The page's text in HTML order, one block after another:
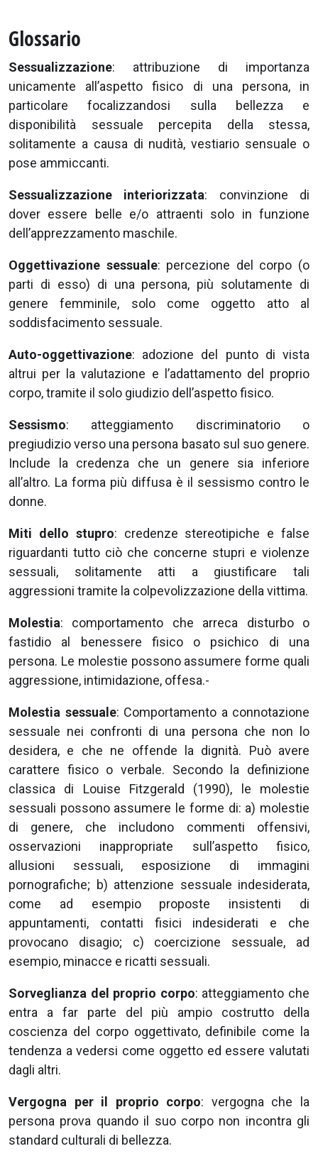
Glossario
Sessualizzazione: attribuzione di importanza
unicamente all’aspetto fisico di una persona, in
particolare focalizzandosi sulla bellezza e
disponibilità sessuale percepita della stessa,
solitamente a causa di nudità, vestiario sensuale o
pose ammiccanti.
Sessualizzazione interiorizzata: convinzione di
dover essere belle e/o attraenti solo in funzione
dell’apprezzamento maschile.
Oggettivazione sessuale: percezione del corpo (o
parti di esso) di una persona, più solutamente di
genere femminile, solo come oggetto atto al
soddisfacimento sessuale.
Auto-oggettivazione: adozione del punto di vista
altrui per la valutazione e l’adattamento del proprio
corpo, tramite il solo giudizio dell’aspetto fisico.
Sessismo: atteggiamento discriminatorio o
pregiudizio verso una persona basato sul suo genere.
Include la credenza che un genere sia inferiore
all’altro. La forma più diffusa è il sessismo contro le
donne.
Miti dello stupro: credenze stereotipiche e false
riguardanti tutto ciò che concerne stupri e violenze
sessuali, solitamente atti a giustificare tali
aggressioni tramite la colpevolizzazione della vittima.
Molestia: comportamento che arreca disturbo o
fastidio al benessere fisico o psichico di una
persona. Le molestie possono assumere forme quali
aggressione, intimidazione, offesa.-
Molestia sessuale: Comportamento a connotazione
sessuale nei confronti di una persona che non lo
desidera, e che ne offende la dignità. Può avere
carattere fisico o verbale. Secondo la definizione
classica di Louise Fitzgerald (1990), le molestie
sessuali possono assumere le forme di: a) molestie
di genere, che includono commenti offensivi,
osservazioni inappropriate sull’aspetto fisico,
allusioni sessuali, esposizione di immagini
pornografiche; b) attenzione sessuale indesiderata,
come ad esempio proposte insistenti di
appuntamenti, contatti fisici indesiderati e che
provocano disagio; c) coercizione sessuale, ad
esempio, minacce e ricatti sessuali.
Sorveglianza del proprio corpo: atteggiamento che
entra a far parte del più ampio costrutto della
coscienza del corpo oggettivato, definibile come la
tendenza a vedersi come oggetto ed essere valutati
dagli altri.
Vergogna per il proprio corpo: vergogna che la
persona prova quando il suo corpo non incontra gli
standard culturali di bellezza.